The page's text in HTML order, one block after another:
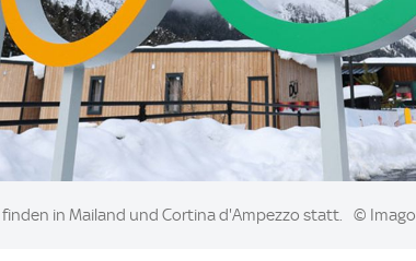
in Mailand und Cortina d'Ampezzo statt. © Imago